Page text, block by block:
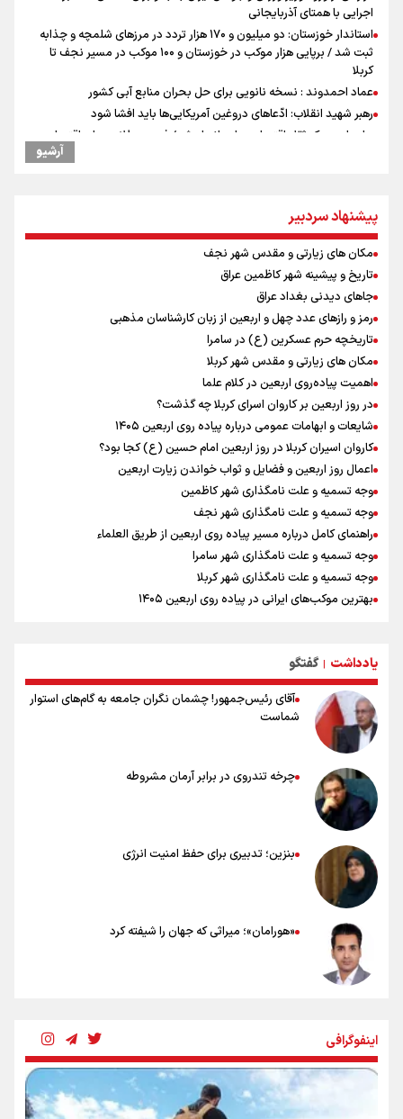
اجرایی با همتای آذربایجانی
استاندار خوزستان: دو میلیون و ۱۷۰ هزار تردد در مرزهای شلمچه و چذابه
ثبت شد / برپایی هزار موکب در خوزستان و ۱۰۰ موکب در مسیر نجف تا
کربلا
عماد احمدوند : نسخه نانویی برای حل بحران منابع آبی کشور
رهبر شهید انقلاب: ادّعاهای دروغین آمریکایی‌ها باید افشا شود
جابجایی مرکز ثقل اقتصاد جهان انجام شد/ فرصت طلایی برای اقتصاد
امیررضا غلامی، ملی پوش تکواندو : تمرکزم روی مسابقات پاکستان است نه
بازی های آسیایی
کانادا دو مظنون تیراندازی در نزدیکی کنسولگری آمریکا را بازداشت کرد
نصیری: امیدوارم با خوشرنگ‌ترین مدال‌ها به ایران برگردیم/ حضور شهاب
حسینی در اردو به تیم انگیزه می‌دهد/ امیدوارم پرسپولیس فصل موفقی
داشته باشد
رادین زینالی، ملی پوش تکواندو : قدم به قدم تلاش می کنم تا به طلای
المپیک برسم
توافق دنیامالی و همتای آذربایجانی برای گسترش همکاری‌های ورزش و
جوانان ایران و جمهوری آذربایجان/ امضای سند همکاری سه‌ساله فصل
تازه‌ای در روابط ورزشی دو کشور
دانیال شه‌بخش: اردوی ازبکستان کیفیت فنی تیم ملی را بالا برد/ برای
مدال ناگویا باید قهرمانان جهان و المپیک را شکست دهیم
از گوشت ۴ هزار تومانی تا بازار میلیونی/ چرا با افت ۳۰ درصدی قیمت دام،
گوشت ارزان نمی‌شود
آرشیو
پیشنهاد سردبیر
مکان های زیارتی و مقدس شهر نجف
تاریخ و پیشینه شهر کاظمین عراق
جاهای دیدنی بغداد عراق
رمز و رازهای عدد چهل و اربعین از زبان کارشناسان مذهبی
تاریخچه حرم عسکرین (ع) در سامرا
مکان های زیارتی و مقدس شهر کربلا
اهمیت پیاده‌روی اربعین در کلام علما
در روز اربعین بر کاروان اسرای کربلا چه گذشت؟
شایعات و ابهامات عمومی درباره پیاده روی اربعین ۱۴۰۵
کاروان اسیران کربلا در روز اربعین امام حسین (ع) کجا بود؟
اعمال روز اربعین و فضایل و ثواب خواندن زیارت اربعین
وجه تسمیه و علت نامگذاری شهر کاظمین
وجه تسمیه و علت نامگذاری شهر نجف
راهنمای کامل درباره مسیر پیاده روی اربعین از طریق العلماء
وجه تسمیه و علت نامگذاری شهر سامرا
وجه تسمیه و علت نامگذاری شهر کربلا
بهترین موکب‌های ایرانی در پیاده روی اربعین ۱۴۰۵
۲۰ نکته دوستانه درباره پیاده روی اربعین و عراقی ها
یادداشت | گفتگو
آقای رئیس‌جمهور! چشمان نگران جامعه به گام‌های استوار
شماست
چرخه تندروی در برابر آرمان مشروطه
بنزین؛ تدبیری برای حفظ امنیت انرژی
«هورامان»؛ میراثی که جهان را شیفته کرد
رسانه ملی و حق مردم برای شنیدن صدای رئیس‌جمهوری
اینفوگرافی